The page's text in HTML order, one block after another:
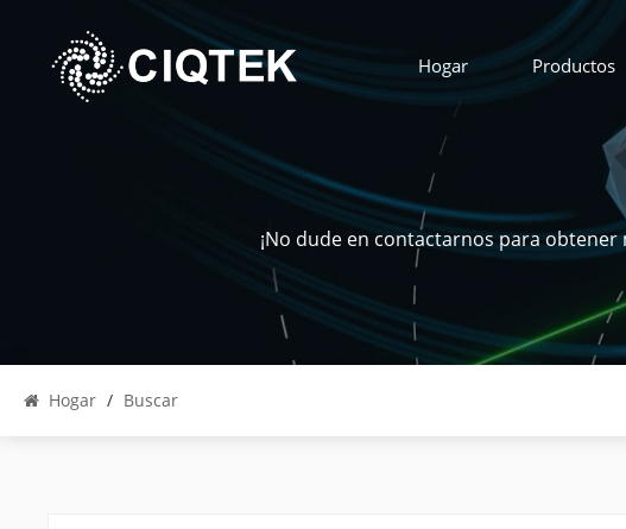
Hogar Productos
¡No dude en contactarnos para
Hogar / Buscar